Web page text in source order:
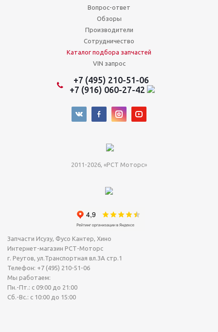
Вопрос-ответ
Обзоры
Производители
Сотрудничество
Каталог подбора запчастей
VIN запрос
+7 (495) 210-51-06
+7 (916) 060-27-42
2011-2026, «РСТ Моторс»
Запчасти Исузу, Фусо Кантер, Хино
Интернет-магазин РСТ-Моторс
г. Реутов, ул.Транспортная вл.3А стр.1
Телефон: +7 (495) 210-51-06
Мы работаем:
Пн.-Пт.: с 09:00 до 21:00
Сб.-Вс.: с 10:00 до 15:00